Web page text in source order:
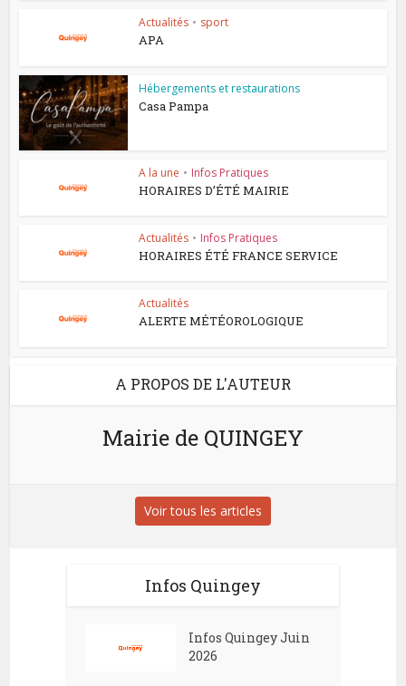
Actualités • sport
APA
Hébergements et restaurations
Casa Pampa
A la une • Infos Pratiques
HORAIRES D’ÉTÉ MAIRIE
Actualités • Infos Pratiques
HORAIRES ÉTÉ FRANCE SERVICE
Actualités
ALERTE MÉTÉOROLOGIQUE
A PROPOS DE L'AUTEUR
Mairie de QUINGEY
Voir tous les articles
Infos Quingey
Infos Quingey Juin
2026